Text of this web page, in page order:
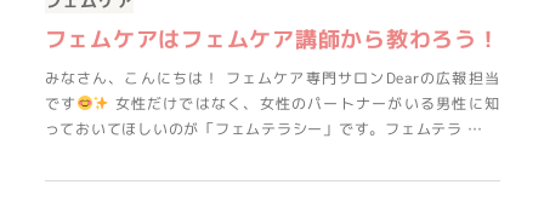
フェムケアはフェムケア講師から教わろう！
みなさん、こんにちは！ フェムケア専門サロンDearの広報担当
です
女性だけではなく、女性のパートナーがいる男性に知
っておいてほしいのが「フェムテラシー」です。フェムテラ …